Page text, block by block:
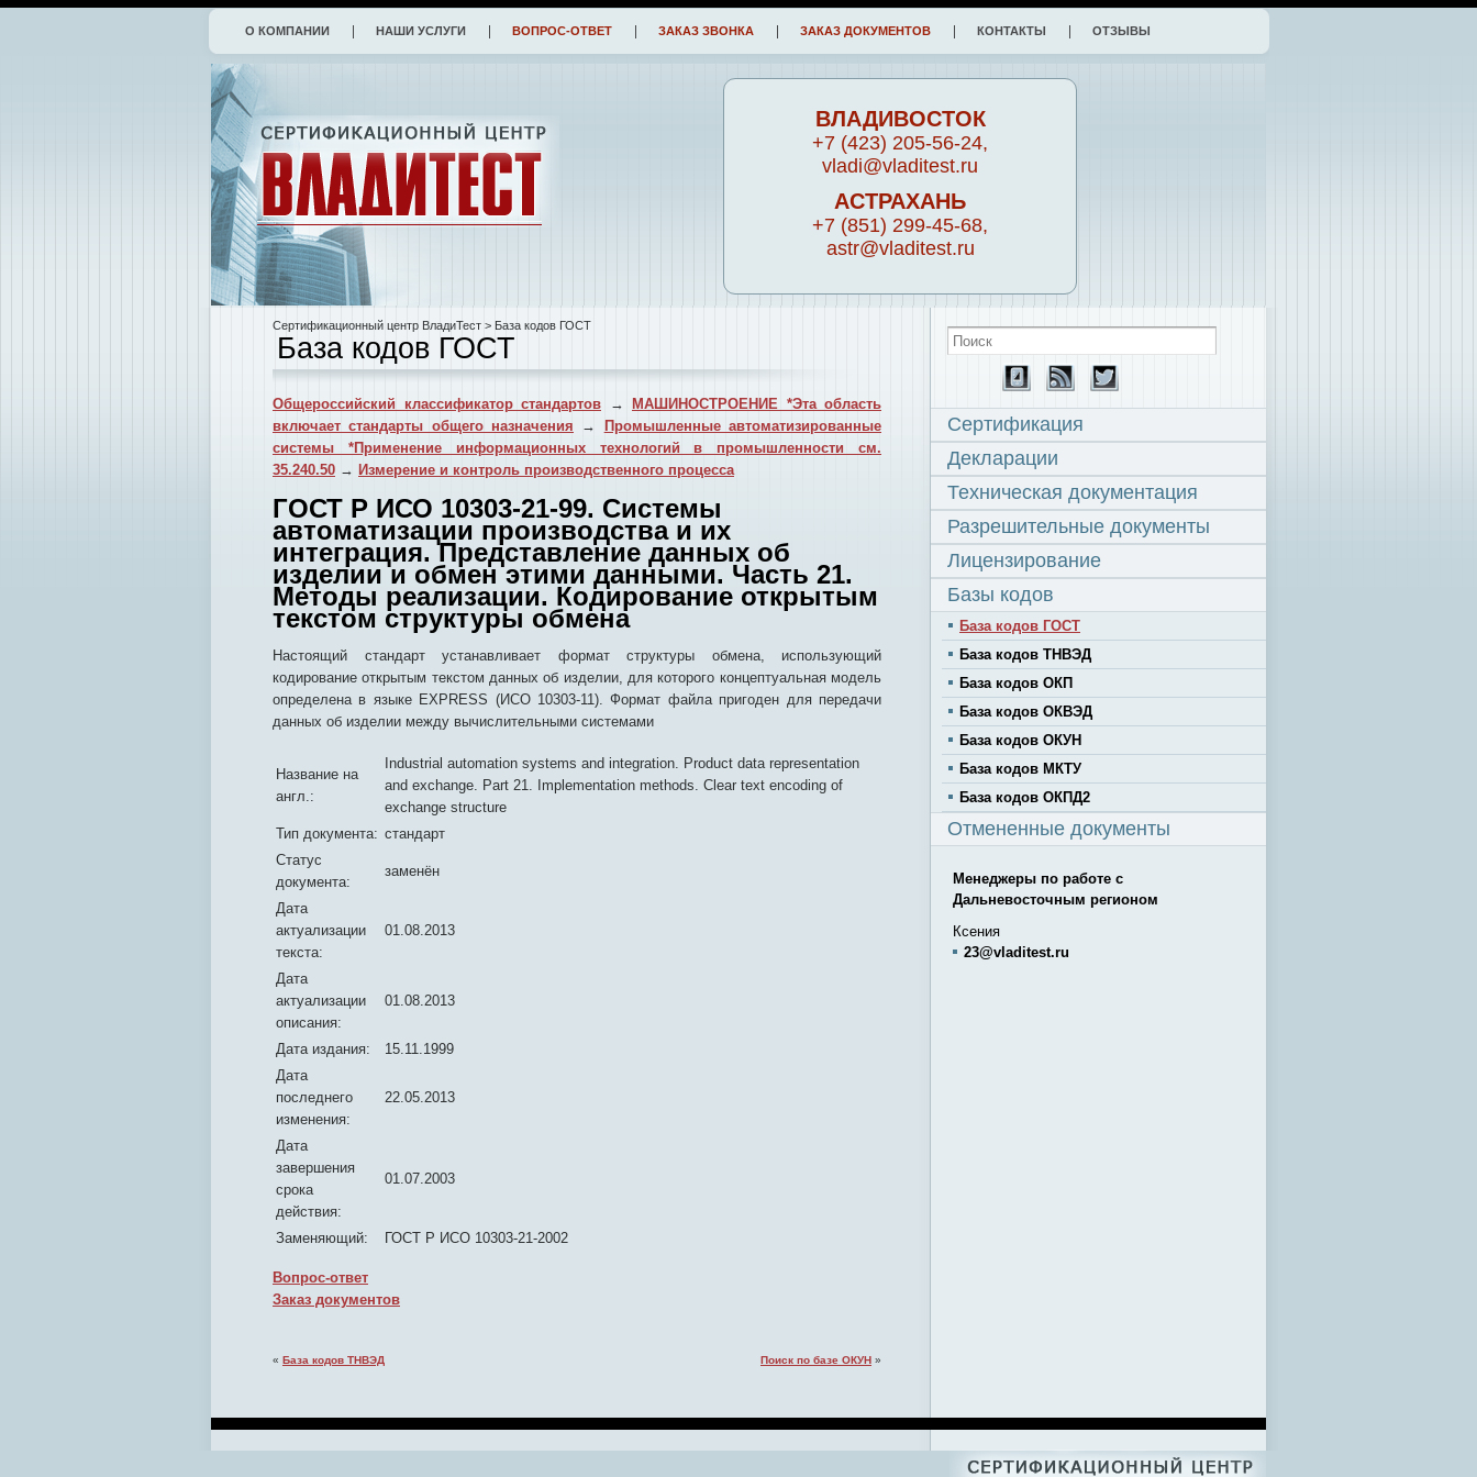
О КОМПАНИИ НАШИ УСЛУГИ ВОПРОС-ОТВЕТ ЗАКАЗ ЗВОНКА ЗАКАЗ ДОКУМЕНТОВ КОНТАКТЫ ОТЗЫВЫ
ВЛАДИВОСТОК
+7 (423) 205-56-24,
vladi@vladitest.ru
АСТРАХАНЬ
+7 (851) 299-45-68,
astr@vladitest.ru
Сертификационный центр ВладиТест > База кодов ГОСТ
База кодов ГОСТ
Общероссийский классификатор стандартов →
МАШИНОСТРОЕНИЕ *Эта область
включает стандарты общего назначения →
Промышленные автоматизированные
системы *Применение информационных технологий в промышленности см.
35.240.50 → Измерение и контроль производственного процесса
ГОСТ Р ИСО 10303-21-99. Системы
автоматизации производства и их
интеграция. Представление данных об
изделии и обмен этими данными. Часть 21.
Методы реализации. Кодирование открытым
текстом структуры обмена
Настоящий стандарт устанавливает формат структуры обмена, использующий
кодирование открытым текстом данных об изделии, для которого концептуальная модель
определена в языке EXPRESS (ИСО 10303-11). Формат файла пригоден для передачи
данных об изделии между вычислительными системами
Название на
англ.:
Industrial automation systems and integration. Product data representation
and exchange. Part 21. Implementation methods. Clear text encoding of
exchange structure
Тип документа: стандарт
Статус
документа:
заменён
Дата
актуализации
текста:
01.08.2013
Дата
актуализации
описания:
01.08.2013
Дата издания:
15.11.1999
Дата
последнего
изменения:
22.05.2013
Дата
завершения
срока
действия:
01.07.2003
Заменяющий: ГОСТ Р ИСО 10303-21-2002
Вопрос-ответ
Заказ документов
« База кодов ТНВЭД Поиск по базе ОКУН »
Сертификация
Декларации
Техническая документация
Разрешительные документы
Лицензирование
Базы кодов
База кодов ГОСТ
База кодов ТНВЭД
База кодов ОКП
База кодов ОКВЭД
База кодов ОКУН
База кодов МКТУ
База кодов ОКПД2
Отмененные документы
Менеджеры по работе с
Дальневосточным регионом
Ксения
23@vladitest.ru